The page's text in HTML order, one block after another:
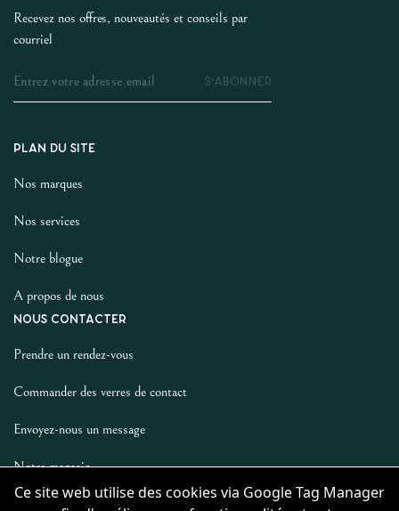
Ce site web utilise des cookies via Google Tag Manager
Recevez nos offres, nouveautés et conseils par
courriel
S'ABONNER
PLAN DU SITE
Nos marques
Nos services
Notre blogue
A propos de nous
NOUS CONTACTER
Prendre un rendez-vous
Commander des verres de contact
Envoyez-nous un message
Notre magasin
LES AUTRES